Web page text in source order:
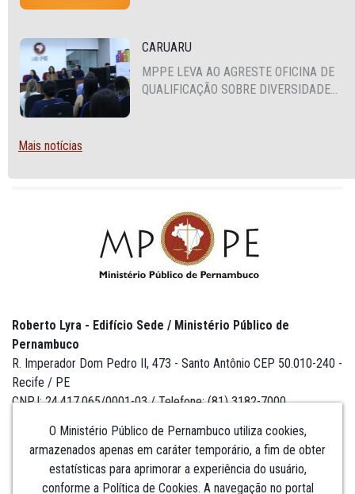
CARUARU
MPPE LEVA AO AGRESTE OFICINA DE
QUALIFICAÇÃO SOBRE DIVERSIDADE
Mais notícias
O Ministério Público de Pernambuco utiliza cookies,
armazenados apenas em caráter temporário, a fim de obter
estatísticas para aprimorar a experiência do usuário,
conforme a Política de Cookies. A navegação no portal
Roberto Lyra - Edifício Sede / Ministério Público de
Pernambuco
R. Imperador Dom Pedro II, 473 - Santo Antônio CEP 50.010-240 -
Recife / PE
CNPJ: 24.417.065/0001-03 / Telefone: (81) 3182-7000
Institucional